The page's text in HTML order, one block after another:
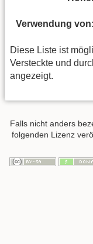
Verwendung von:
Diese Liste ist
Versteckte und
angezeigt.
Falls nicht anders
folgenden Lizenz